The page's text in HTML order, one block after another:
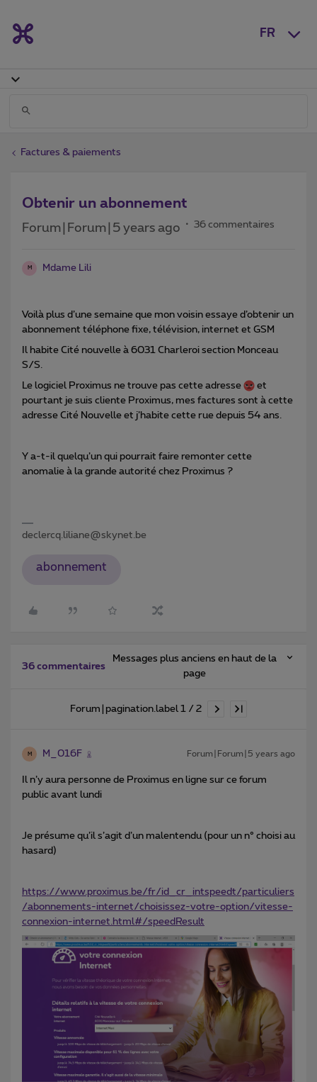
FR
Factures & paiements
Obtenir un abonnement
Forum|Forum|5 years ago 36 commentaires
M Mdame Lili
Voilà plus d’une semaine que mon voisin essaye d’obtenir un
abonnement téléphone fixe, télévision, internet et GSM
Il habite Cité nouvelle à 6031 Charleroi section Monceau
S/S.
Le logiciel Proximus ne trouve pas cette adresse
et
pourtant je suis cliente Proximus, mes factures sont à cette
adresse Cité Nouvelle et j’habite cette rue depuis 54 ans.
Y a-t-il quelqu’un qui pourrait faire remonter cette
anomalie à la grande autorité chez Proximus ?
declercq.liliane@skynet.be
abonnement
36 commentaires
Messages plus anciens en haut de la
page
Forum|pagination.label 1 / 2
M M_016F Forum|Forum|5 years ago
Il n’y aura personne de Proximus en ligne sur ce forum
public avant lundi
Je présume qu’il s’agit d’un malentendu (pour un n° choisi au
hasard)
https://www.proximus.be/fr/id_cr_intspeedt/particuliers
/abonnements-internet/choisissez-votre-option/vitesse-
connexion-internet.html#/speedResult